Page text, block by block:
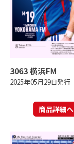
3063 横浜FM
2025年05月29日発行
商品詳細へ